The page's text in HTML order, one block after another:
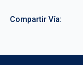
Compartir Vía: